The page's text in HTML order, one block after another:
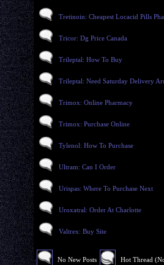
Tretinoin: Cheapest Locacid Pills
Tricor: Dg Price Canada
Trileptal: How To Buy
Trileptal: Need Saturday Delivery
Trimox: Online Pharmacy
Trimox: Purchase Online
Tylenol: How To Purchase
Ultram: Can I Order
Urispas: Where To Purchase Next
Uroxatral: Order At Charlotte
Valtrex: Buy Site
No New Posts Hot Thread